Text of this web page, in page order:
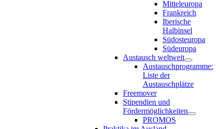
Mitteleuropa
Frankreich
Iberische
Halbinsel
Südosteuropa
Südeuropa
Austausch weltweit
Austauschprogramme:
Liste der
Austauschplätze
Freemover
Stipendien und
Fördermöglichkeiten
PROMOS